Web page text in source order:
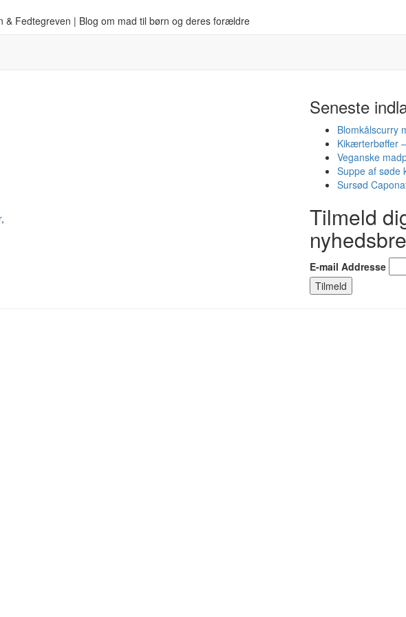
Fedtegreven | Blog om mad til børn og deres forældre
,
Seneste
Blomkålscurry
Kikærterbøffer
Veganske
Suppe af søde
Sursød
Tilmeld
E-mail Addresse